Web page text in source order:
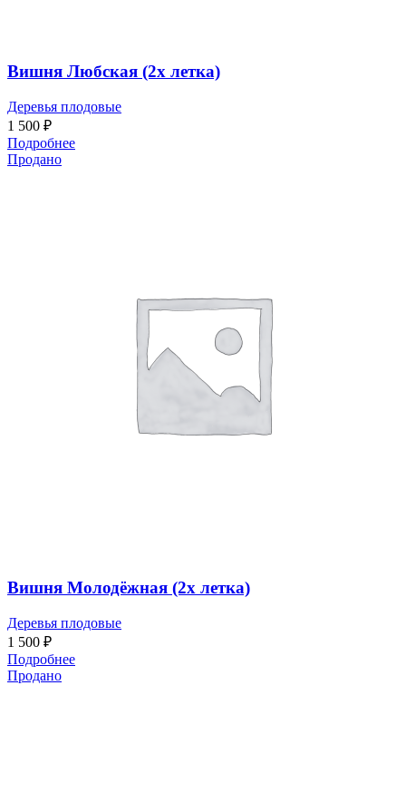
Вишня Любская (2х летка)
Деревья плодовые
1 500 ₽
Подробнее
Продано
Вишня Молодёжная (2х летка)
Деревья плодовые
1 500 ₽
Подробнее
Продано